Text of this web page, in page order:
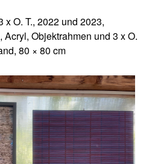
x O. T., 2022 und 2023,
Objektrahmen und 3 x O.
80 × 80 cm